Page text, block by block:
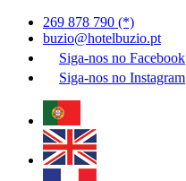
269 878 790 (*)
buzio@hotelbuzio.pt
Siga-nos no Facebook
Siga-nos no Instagram